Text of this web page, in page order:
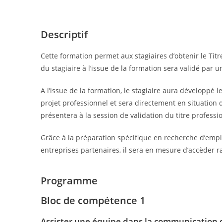
Descriptif
Cette formation permet aux stagiaires d’obtenir le
du stagiaire à l’issue de la formation sera validé par
A l’issue de la formation, le stagiaire aura développé
projet professionnel et sera directement en situation
présentera à la session de validation du titre
Grâce à la préparation spécifique en recherche
entreprises partenaires, il sera en mesure d’accèder
Programme
Bloc de compétence 1